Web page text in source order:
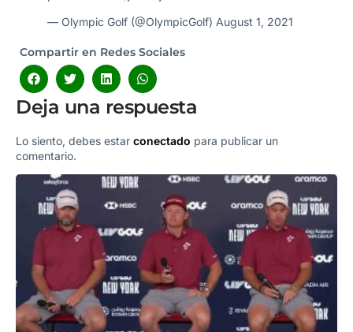
— Olympic Golf (@OlympicGolf) August 1, 2021
Compartir en Redes Sociales
Deja una respuesta
Lo siento, debes estar conectado para publicar un
comentario.